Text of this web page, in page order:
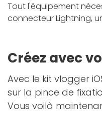
Tout l'équipement
connecteur Lightning,
Créez avec
Avec le kit vlogger
sur la pince de
Vous voilà